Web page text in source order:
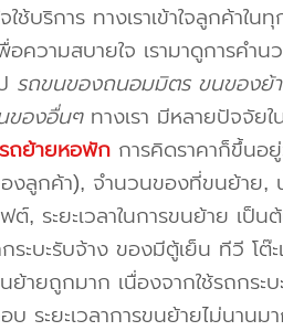
ช้บริการ ทางเราเข้าใจลูกค้าใ
ความสบายใจ เรามาดูการคำ
รถขนของถนอมมิตร ขนของ
ของอื่นๆทางเรา มีหลายปัจจัย
รถย้ายหอพักการคิดราคาก็ขึ้นอยู่
ลูกค้า), จำนวนของที่ขนย้าย,
, ระยะเวลาในการขนย้าย เป็
ระบะรับจ้าง ของมีตู้เย็น ทีวี โ
ยถูกมาก เนื่องจากใช้รถกระ
ะยะเวลาการขนย้ายไม่นานม